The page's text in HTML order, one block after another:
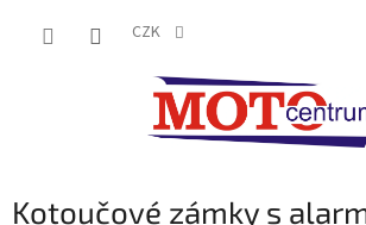
CZK
Kotoučové zámky s